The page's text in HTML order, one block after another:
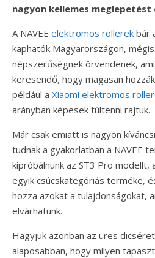
nagyon kellemes
A NAVEE elektromos rollerek bár
kaphatók Magyarországon,
népszerűségnek örvendenek,
keresendő, hogy magasan
például a Xiaomi elektromos
arányban képesek túltenni rajtuk.
Már csak emiatt is nagyon
tudnak a gyakorlatban a NAVEE
kipróbálnunk az ST3 Pro modellt,
egyik csúcskategóriás terméke,
hozza azokat a tulajdonságokat,
elvárhatunk.
Hagyjuk azonban az üres
alaposabban, hogy milyen